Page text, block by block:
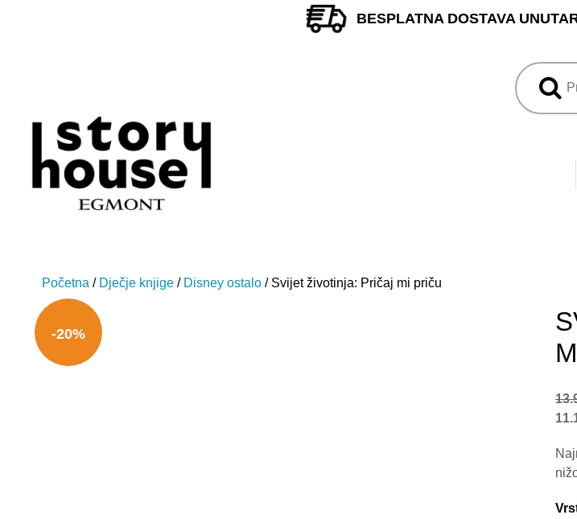
BESPLATNA DOSTAVA
Početna / Dječje knjige / Disney ostalo / Svijet životinja: Pričaj mi priču
-20%